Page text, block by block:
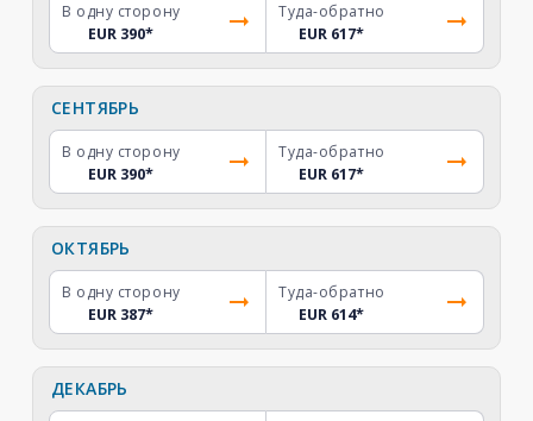
В одну сторону
EUR 390*
Туда-обратно
EUR 617*
СЕНТЯБРЬ
В одну сторону
EUR 390*
Туда-обратно
EUR 617*
ОКТЯБРЬ
В одну сторону
EUR 387*
Туда-обратно
EUR 614*
ДЕКАБРЬ